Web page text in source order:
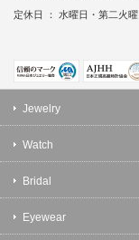
定休日 ： 水曜日・第二火曜
Jewelry
Watch
Bridal
Eyewear